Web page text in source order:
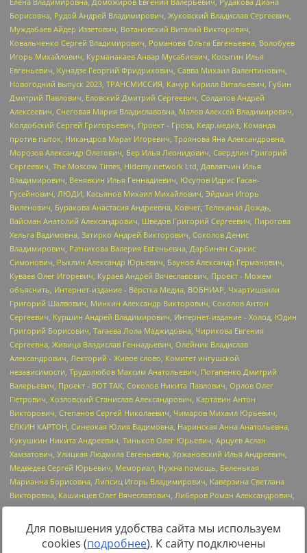
Для повышения удобства сайта мы используем
cookies (подробнее). К сайту подключены